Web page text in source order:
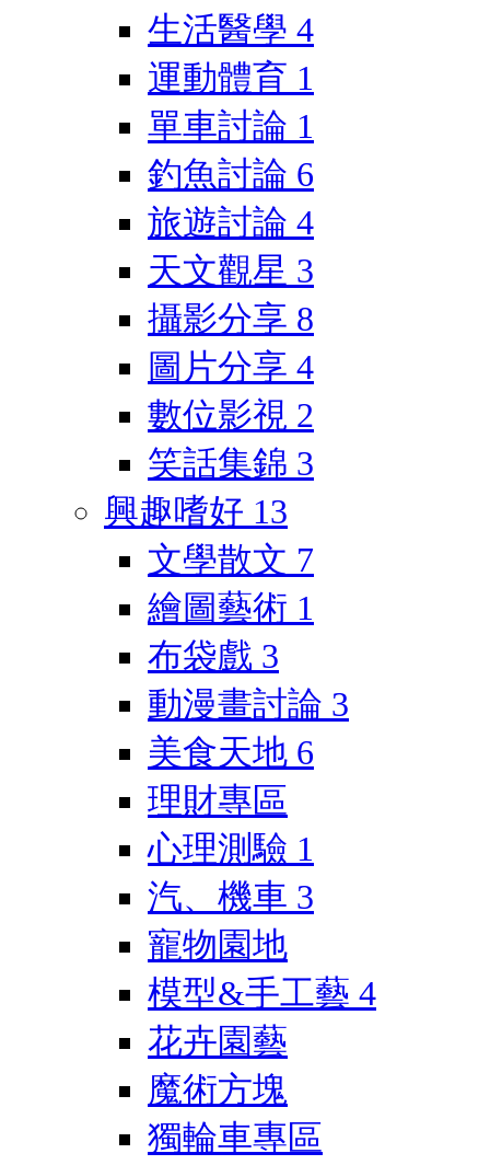
生活醫學 4
運動體育 1
單車討論 1
釣魚討論 6
旅遊討論 4
天文觀星 3
攝影分享 8
圖片分享 4
數位影視 2
笑話集錦 3
興趣嗜好 13
文學散文 7
繪圖藝術 1
布袋戲 3
動漫畫討論 3
美食天地 6
理財專區
心理測驗 1
汽、機車 3
寵物園地
模型&手工藝 4
花卉園藝
魔術方塊
獨輪車專區